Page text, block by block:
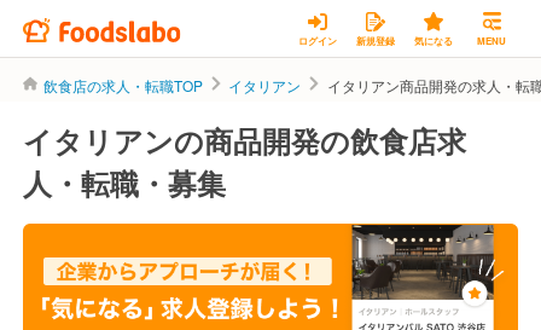
ログイン 新規登録 気になる MENU
飲食店の求人・転職TOP イタリアン イタリアン商品開発の求人・転
イタリアンの商品開発の飲食店求
人・転職・募集